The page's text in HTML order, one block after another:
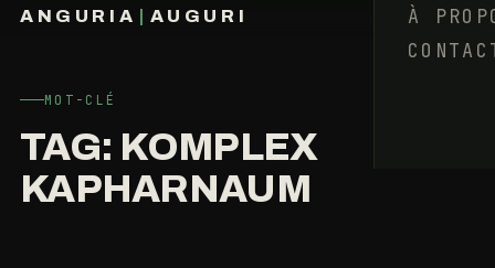
ANGURIA AUGURI
À
MOT-CLÉ
TAG: KOMPLEX
KAPHARNAUM
OÙ
RUE
?
23
SEPTEMBRE
13
MIN